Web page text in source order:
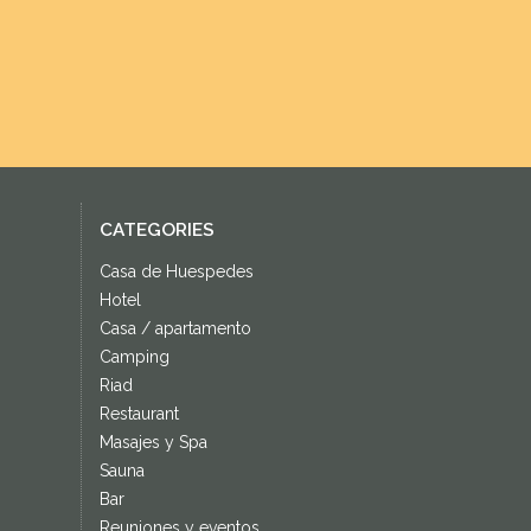
CATEGORIES
Casa de Huespedes
Hotel
Casa / apartamento
Camping
Riad
Restaurant
Masajes y Spa
Sauna
Bar